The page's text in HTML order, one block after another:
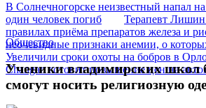
В Солнечногорске неизвестный напал
один человек погиб
Терапевт Лишин
правилах приёма препаратов железа и
неочевидные признаки анемии, о
Увеличили сроки охоты на бобров в
Changan готовит повышение цен на
Общество
Ученики владимирских школ
смогут носить религиозную